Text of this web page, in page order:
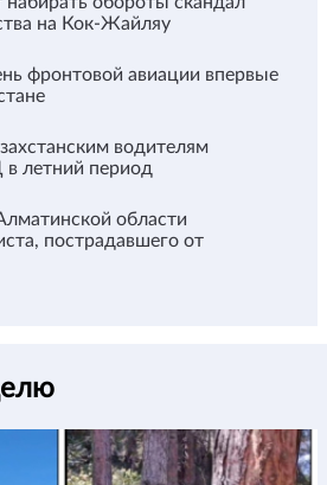
на Кок-Жайляу
фронтовой авиации впервые
водителям
летний период
области
пострадавшего от